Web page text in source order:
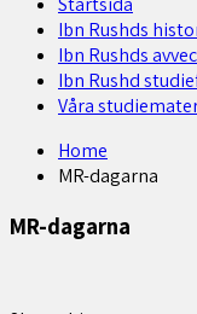
Ibn Rushds
Ibn Rushds
Ibn Rushd
Våra
Home
MR-dagarna
MR-dagarna